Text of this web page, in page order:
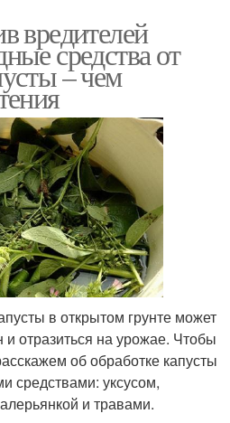
вредителей
средства от
– чем
в открытом грунте может
и отразиться на урожае. Чтобы
об обработке капусты
средствами: уксусом,
и травами.